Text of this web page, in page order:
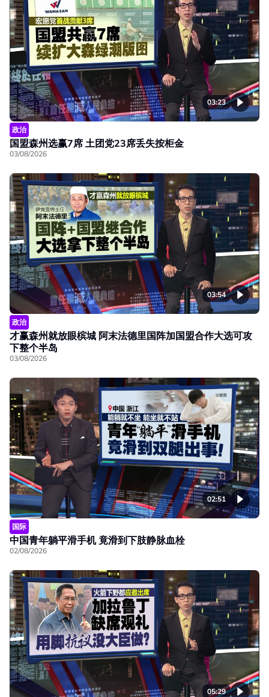
03:23
政治
国盟森州选赢7席 土团党23席丢失按柜金
03/08/2026
03:54
政治
才赢森州就放眼槟城 阿末法德里国阵加国盟合作大选可攻
下整个半岛
03/08/2026
02:51
国际
中国青年躺平滑手机 竟滑到下肢静脉血栓
02/08/2026
05:29